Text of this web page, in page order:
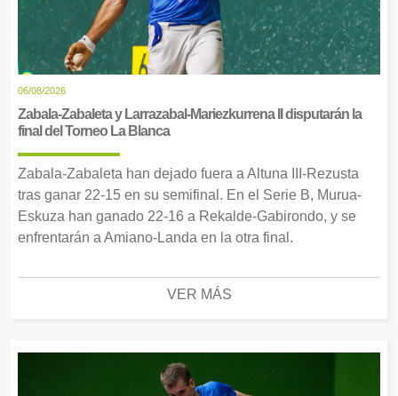
06/08/2026
Zabala-Zabaleta y Larrazabal-Mariezkurrena II disputarán la
final del Torneo La Blanca
Zabala-Zabaleta han dejado fuera a Altuna III-Rezusta
tras ganar 22-15 en su semifinal. En el Serie B, Murua-
Eskuza han ganado 22-16 a Rekalde-Gabirondo, y se
enfrentarán a Amiano-Landa en la otra final.
VER MÁS